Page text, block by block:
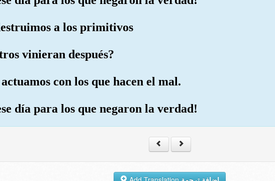
a los primitivos
vinieran después?
con los que hacen el mal.
día para los que negaron la verdad!